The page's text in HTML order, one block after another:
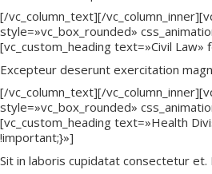
[/vc_column_text][/
style=»vc_box_rounded»
[vc_custom_heading text=»Civil
Excepteur deserunt exercitation
[/vc_column_text][/
style=»vc_box_rounded»
[vc_custom_heading text=»Health
!important;}»]
Sit in laboris cupidatat consectetur